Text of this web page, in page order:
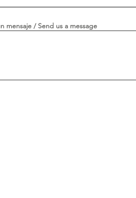
mensaje / Send us a message